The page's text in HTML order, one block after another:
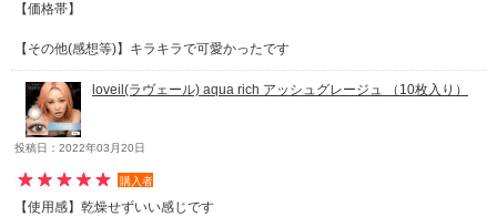
【価格帯】
【その他(感想等)】キラキラで可愛かったです
loveil(ラヴェール) aqua rich アッシュグレージュ （10枚入り）
投稿日：2022年03月20日
購入者
【使用感】乾燥せずいい感じです